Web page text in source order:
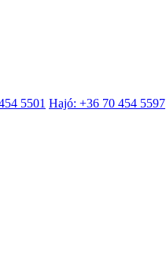
5501 Hajó: +36 70 454 5597